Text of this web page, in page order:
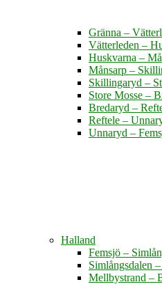
Gränna –
Vätterleden –
Huskvarna –
Månsarp –
Skillingaryd –
Store Mosse –
Bredaryd –
Reftele –
Unnaryd –
Halland
Femsjö –
Simlångsdalen
Mellbystrand –